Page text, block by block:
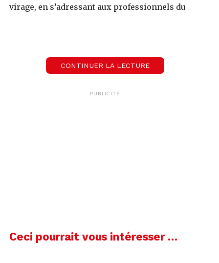
virage, en s’adressant aux professionnels du
CONTINUER LA LECTURE
PUBLICITÉ
Ceci pourrait vous intéresser …